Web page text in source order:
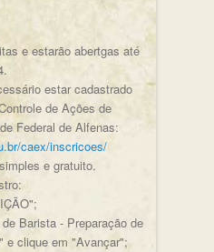
e estarão abertgas até
estar cadastrado
de Ações de
Federal de Alfenas:
caex/inscricoes/
e gratuito.
Barista - Preparação de
e clique em "Avançar";